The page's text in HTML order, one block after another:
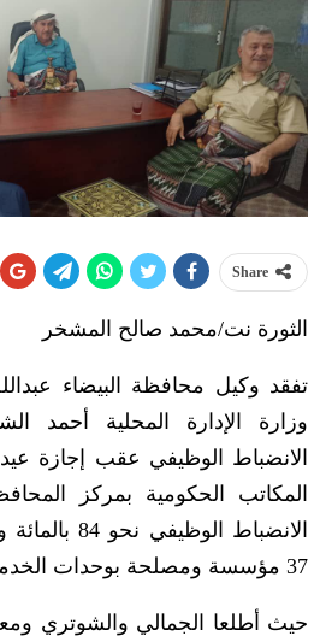
Share
الثورة نت/محمد صالح المشخر
تفقد وكيل محافظة البيضاء
وزارة الإدارة المحلية أحمد
الانضباط الوظيفي عقب إجازة
المكاتب الحكومية بمركز
37 مؤسسة ومصلحة بوحدات الخدمة العامة بالمحافظة.
حيث أطلعا الجمالي والشوتري